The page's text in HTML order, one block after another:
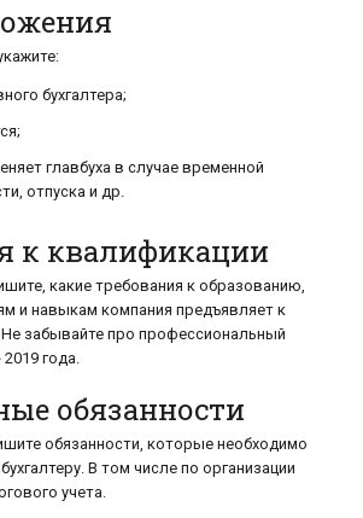
бухгалтера;
главбуха в случае временной
отпуска и др.
к кв​алификации
какие требования к образованию,
и навыкам компания предъявляет к
Не забывайте про профессиональный
2019 года.
обязанности
обязанности, которые необходимо
В том числе по организации
учета.